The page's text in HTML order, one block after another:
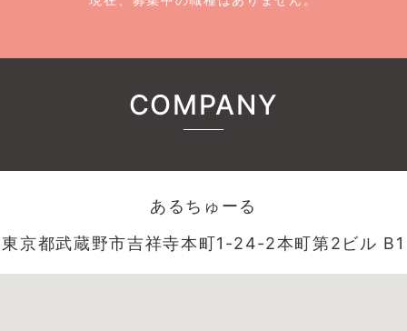
COMPANY
あるちゅーる
東京都武蔵野市吉祥寺本町1-24-2本町第2ビル B1